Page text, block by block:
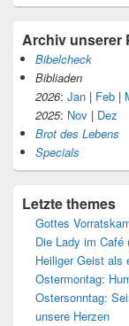
Archiv unserer
Bibelcheck
Bibliaden
2026: Jan | Feb |
2025: Nov | Dez
Brot des Lebens
Specials
Letzte themes
Gottes
Die Lady im
Heiliger Geist als
Ostermontag:
Ostersonntag:
unsere Herzen